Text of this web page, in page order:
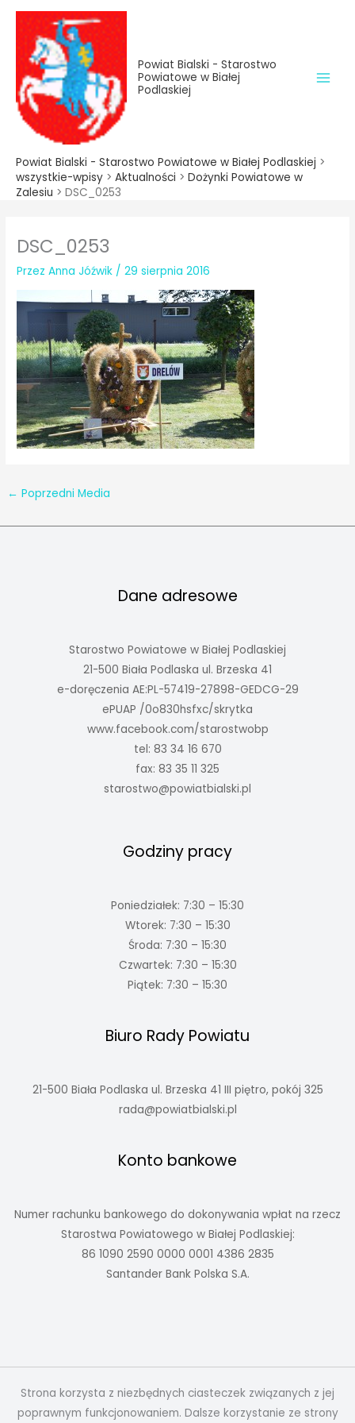
treści
Przejdź
treści
Powiat Bialski - Starostwo
Powiatowe w Białej
Podlaskiej
Powiat Bialski - Starostwo Powiatowe w Białej Podlaskiej >
wszystkie-wpisy > Aktualności > Dożynki Powiatowe w
Zalesiu > DSC_0253
DSC_0253
PrzezAnna Jóźwik /29 sierpnia 2016
← Poprzedni Media
Dane adresowe
Starostwo Powiatowe w Białej Podlaskiej
21-500 Biała Podlaska ul. Brzeska 41
e-doręczenia AE:PL-57419-27898-GEDCG-29
ePUAP /0o830hsfxc/skrytka
www.facebook.com/starostwobp
tel: 83 34 16 670
fax: 83 35 11 325
starostwo@powiatbialski.pl
Godziny pracy
Poniedziałek: 7:30 – 15:30
Wtorek: 7:30 – 15:30
Środa: 7:30 – 15:30
Czwartek: 7:30 – 15:30
Piątek: 7:30 – 15:30
Biuro Rady Powiatu
21-500 Biała Podlaska ul. Brzeska 41 III piętro, pokój 325
rada@powiatbialski.pl
Konto bankowe
Numer rachunku bankowego do dokonywania wpłat na rzecz
Starostwa Powiatowego w Białej Podlaskiej:
86 1090 2590 0000 0001 4386 2835
Santander Bank Polska S.A.
Strona korzysta z niezbędnych ciasteczek związanych z jej
poprawnym funkcjonowaniem. Dalsze korzystanie ze strony